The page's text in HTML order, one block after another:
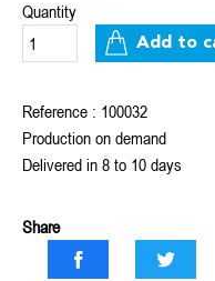
Quantity
Add to
Reference : 100032
Production on demand
Delivered in 8 to 10 days
Share